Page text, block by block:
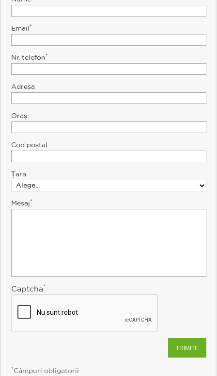
Email*
Nr. telefon*
Adresa
Oraș
Cod poștal
Țara
Mesaj*
Captcha*
*Câmpuri obligatorii